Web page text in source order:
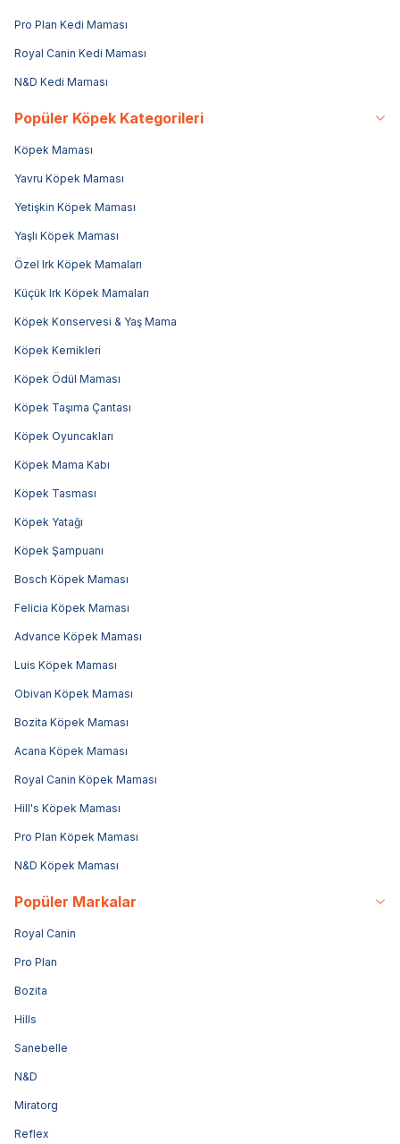
Pro Plan Kedi Maması
Royal Canin Kedi Maması
N&D Kedi Maması
Popüler Köpek Kategorileri
Köpek Maması
Yavru Köpek Maması
Yetişkin Köpek Maması
Yaşlı Köpek Maması
Özel Irk Köpek Mamaları
Küçük Irk Köpek Mamaları
Köpek Konservesi & Yaş Mama
Köpek Kemikleri
Köpek Ödül Maması
Köpek Taşıma Çantası
Köpek Oyuncakları
Köpek Mama Kabı
Köpek Tasması
Köpek Yatağı
Köpek Şampuanı
Bosch Köpek Maması
Felicia Köpek Maması
Advance Köpek Maması
Luis Köpek Maması
Obivan Köpek Maması
Bozita Köpek Maması
Acana Köpek Maması
Royal Canin Köpek Maması
Hill's Köpek Maması
Pro Plan Köpek Maması
N&D Köpek Maması
Popüler Markalar
Royal Canin
Pro Plan
Bozita
Hills
Sanebelle
N&D
Miratorg
Reflex